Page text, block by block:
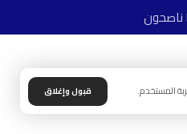
المستخدم. قبول وإغلاق